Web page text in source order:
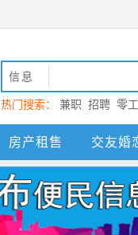
信息
热门搜索： 兼职 招聘 零工
动 玉环
房产租售 交友婚